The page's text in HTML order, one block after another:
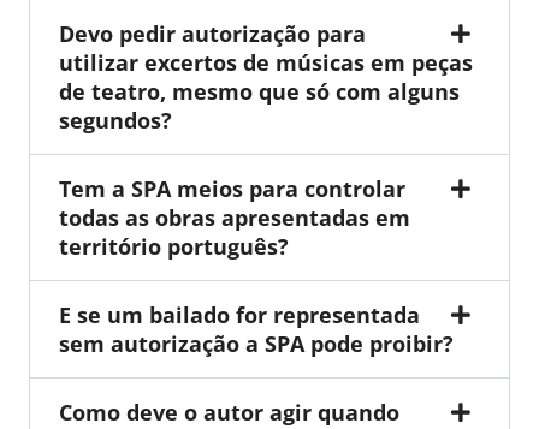
Devo pedir autorização para
utilizar excertos de músicas em peças
de teatro, mesmo que só com alguns
segundos?
Tem a SPA meios para controlar
todas as obras apresentadas em
território português?
E se um bailado for representada
sem autorização a SPA pode proibir?
Como deve o autor agir quando